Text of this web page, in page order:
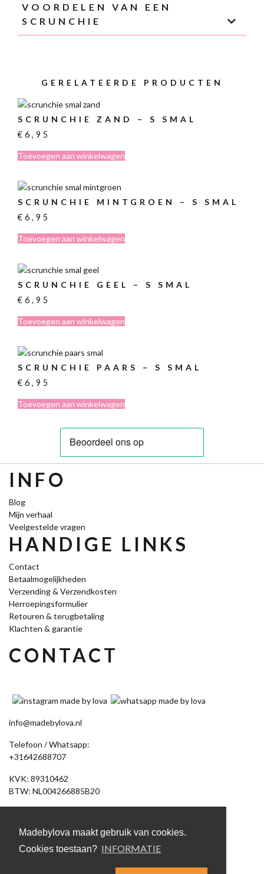
Madebylova maakt gebruik van cookies.
Cookies toestaan? INFORMATIE
VOORDELEN VAN EEN
SCRUNCHIE
GERELATEERDE PRODUCTEN
SCRUNCHIE ZAND – S SMAL
€ 6,95
Toevoegen aan winkelwagen
SCRUNCHIE MINTGROEN – S SMAL
€ 6,95
Toevoegen aan winkelwagen
SCRUNCHIE GEEL – S SMAL
€ 6,95
Toevoegen aan winkelwagen
SCRUNCHIE PAARS – S SMAL
€ 6,95
Toevoegen aan winkelwagen
INFO
Blog
Mijn verhaal
Veelgestelde vragen
HANDIGE LINKS
Contact
Betaalmogelijkheden
Verzending & Verzendkosten
Herroepingsformulier
Retouren & terugbetaling
Klachten & garantie
CONTACT
info@madebylova.nl
Telefoon / Whatsapp:
+31642688707
KVK: 89310462
BTW: NL004266885B20
(Let op: geen bezoekadres, bestelling afhalen op afspraak)